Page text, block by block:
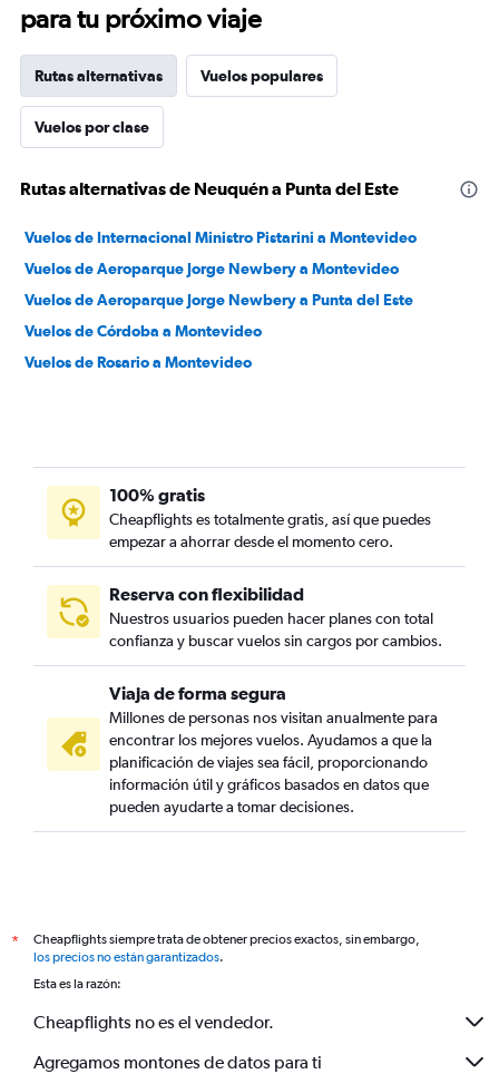
para tu próximo viaje
Rutas alternativas Vuelos populares
Vuelos por clase
Rutas alternativas de Neuquén a Punta del Este
Vuelos de Internacional Ministro Pistarini a Montevideo
Vuelos de Aeroparque Jorge Newbery a Montevideo
Vuelos de Aeroparque Jorge Newbery a Punta del Este
Vuelos de Córdoba a Montevideo
Vuelos de Rosario a Montevideo
100% gratis
Cheapflights es totalmente gratis, así que puedes
empezar a ahorrar desde el momento cero.
Reserva con flexibilidad
Nuestros usuarios pueden hacer planes con total
confianza y buscar vuelos sin cargos por cambios.
Viaja de forma segura
Millones de personas nos visitan anualmente para
encontrar los mejores vuelos. Ayudamos a que la
planificación de viajes sea fácil, proporcionando
información útil y gráficos basados en datos que
pueden ayudarte a tomar decisiones.
*
Cheapflights siempre trata de obtener precios exactos, sin embargo,
los precios no están garantizados.
Esta es la razón:
Cheapflights no es el vendedor.
Agregamos montones de datos para ti